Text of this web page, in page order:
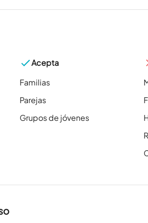
Acepta
Familias
Parejas
Grupos de jóvenes